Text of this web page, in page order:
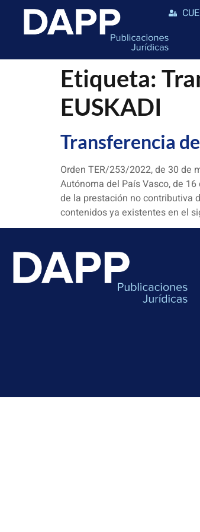
Etiqueta:
EUSKADI
Transferencia
Orden TER/253/2022, de 30 de
Autónoma del País Vasco, de
de la prestación no contributiva
contenidos ya existentes en el